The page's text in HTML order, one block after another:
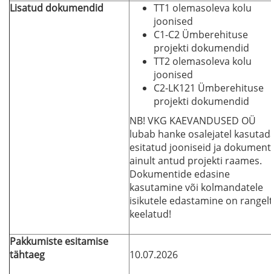
Lisatud dokumendid
TT1 olemasoleva kolu
joonised
C1-C2 Ümberehituse
projekti dokumendid
TT2 olemasoleva kolu
joonised
C2-LK121 Ümberehituse
projekti dokumendid
NB! VKG KAEVANDUSED OÜ
lubab hanke osalejatel
esitatud jooniseid ja
ainult antud projekti raames.
Dokumentide edasine
kasutamine või kolmandatele
isikutele edastamine on
keelatud!
Pakkumiste esitamise
tähtaeg
10.07.2026